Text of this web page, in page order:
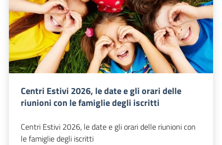
Centri Estivi 2026, le date e gli orari delle
riunioni con le famiglie degli iscritti
Centri Estivi 2026, le date e gli orari delle riunioni con
le famiglie degli iscritti